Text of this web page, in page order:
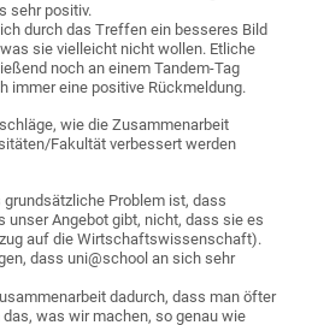
sehr positiv.
durch das Treffen ein besseres Bild
sie vielleicht nicht wollen. Etliche
noch an einem Tandem-Tag
immer eine positive Rückmeldung.
wie die Zusammenarbeit
Fakultät verbessert werden
grundsätzliche Problem ist, dass
unser Angebot gibt, nicht, dass sie es
auf die Wirtschaftswissenschaft).
dass uni@school an sich sehr
dadurch, dass man öfter
was wir machen, so genau wie